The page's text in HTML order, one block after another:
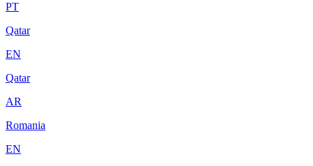
PT
Qatar
EN
Qatar
AR
Romania
EN